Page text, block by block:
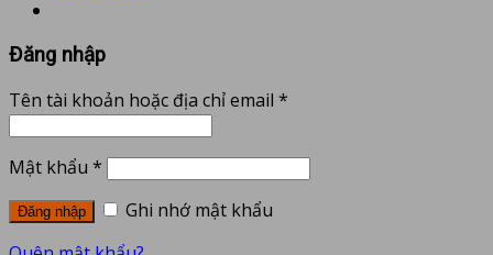
Đăng nhập
Tên tài khoản hoặc địa chỉ email *
Mật khẩu *
Đăng nhập
Ghi nhớ mật khẩu